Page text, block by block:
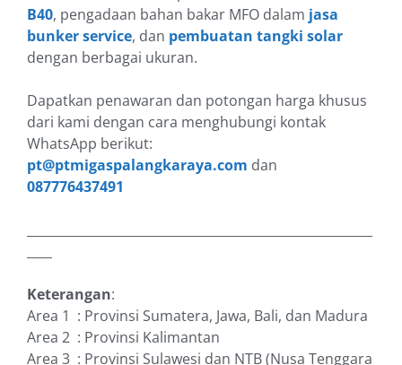
B40, pengadaan bahan bakar MFO dalam jasa
bunker service, dan pembuatan tangki solar
dengan berbagai ukuran.
Dapatkan penawaran dan potongan harga khusus
dari kami dengan cara menghubungi kontak
WhatsApp berikut:
pt@ptmigaspalangkaraya.com dan
087776437491
Keterangan:
Area 1 : Provinsi Sumatera, Jawa, Bali, dan Madura
Area 2 : Provinsi Kalimantan
Area 3 : Provinsi Sulawesi dan NTB (Nusa Tenggara